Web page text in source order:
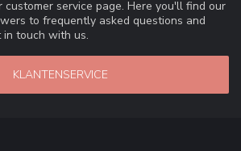
customer service page. Here you'll find our
to frequently asked questions and
touch with us.
KLANTENSERVICE